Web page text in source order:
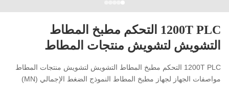
1200T PLC التحكم مطبخ المطاط
التشويش لتشويش منتجات المطاط
1200T PLC التحكم مطبخ المطاط التشويش لتشويش منتجات المطاط
مواصفات الجهاز لجهاز مطبخ المطاط النموذج الضغط الإجمالي (MN)